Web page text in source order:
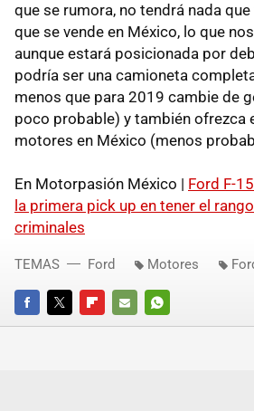
que se rumora, no tendrá nada
que se vende en México, lo que
aunque estará posicionada por
podría ser una camioneta
menos que para 2019 cambie de
poco probable) y también ofrezca
motores en México (menos
En Motorpasión México | Ford F-
la primera pick up en tener el
criminales
FACEBOOKTWITTERFLIPBOARD
E-
WHATSAPP
TEMAS Ford Motores